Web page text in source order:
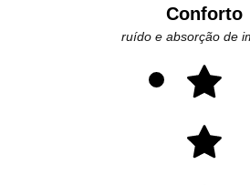
Conforto
ruído e absorção de